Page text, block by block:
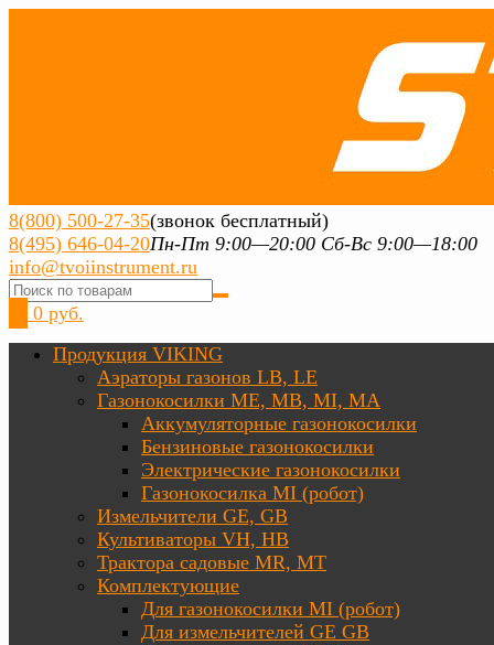
8(800) 500-27-35(звонок бесплатный)
8(495) 646-04-20Пн-Пт 9:00—20:00 Сб-Вс 9:00—18:00
info@tvoiinstrument.ru
0 руб.
Продукция VIKING
Аэраторы газонов LB, LE
Газонокосилки ME, MB, MI, MA
Аккумуляторные газонокосилки
Бензиновые газонокосилки
Электрические газонокосилки
Газонокосилка MI (робот)
Измельчители GE, GB
Культиваторы VH, HB
Трактора садовые MR, MT
Комплектующие
Для газонокосилки MI (робот)
Для измельчителей GE GB